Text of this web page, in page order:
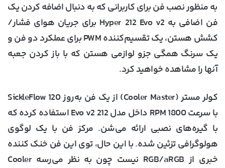
به منظور نصب فن برای کاربرانی که به دنبال اضافه کردن یک
فن اضافی به Hyper 212 Evo v2 برای جریان هوای فشار/
کشش هستن، یک تقسیم‌کننده PWM برای عملکرد دو فن و
یک سرنگ همگی جزو لوازمی هستن که با باز کردن جعبه
آنها را مشاهده خواهید کرد.
کولر مستر (Cooler Master) از یک فن به‌روز SickleFlow 120
با سرعت 1800 RPM داخل مدل 212 Evo v2 استفاده کرده که
با گیره‌های نصبی ارائه می‌شن. مرکز فن با یک لوگوی
هولوگرافی تزئین شده. با این حال، توی این فن خنک کننده
خبری از RGB/aRGB نیست چون به نظر می‌رسه Cooler